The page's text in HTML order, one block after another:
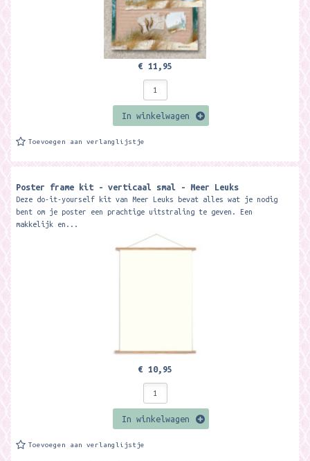
€ 11,95
In winkelwagen
Toevoegen aan verlanglijstje
Poster frame kit - verticaal smal - Meer Leuks
Deze do-it-yourself kit van Meer Leuks bevat alles wat je nodig
bent om je poster een prachtige uitstraling te geven. Een
makkelijk en...
€ 10,95
In winkelwagen
Toevoegen aan verlanglijstje